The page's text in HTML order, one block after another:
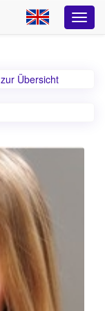
zur Übersicht